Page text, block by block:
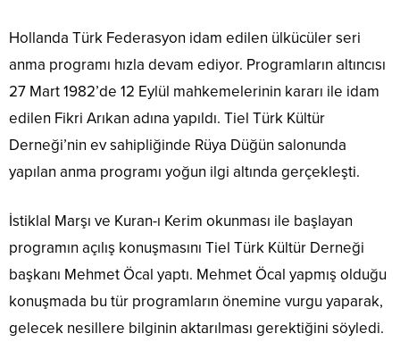
Hollanda Türk Federasyon idam edilen ülkücüler seri
anma programı hızla devam ediyor. Programların altıncısı
27 Mart 1982’de 12 Eylül mahkemelerinin kararı ile idam
edilen Fikri Arıkan adına yapıldı. Tiel Türk Kültür
Derneği’nin ev sahipliğinde Rüya Düğün salonunda
yapılan anma programı yoğun ilgi altında gerçekleşti.
İstiklal Marşı ve Kuran-ı Kerim okunması ile başlayan
programın açılış konuşmasını Tiel Türk Kültür Derneği
başkanı Mehmet Öcal yaptı. Mehmet Öcal yapmış olduğu
konuşmada bu tür programların önemine vurgu yaparak,
gelecek nesillere bilginin aktarılması gerektiğini söyledi.